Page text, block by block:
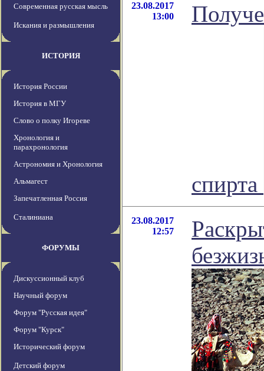
Современная русская мысль
Искания и размышления
ИСТОРИЯ
История России
История в МГУ
Слово о полку Игореве
Хронология и
парахронология
Астрономия и Хронология
Альмагест
Запечатленная Россия
Сталиниана
ФОРУМЫ
Дискуссионный клуб
Научный форум
Форум "Русская идея"
Форум "Курск"
Исторический форум
Детский форум
23.08.2017
13:00
спирта
23.08.2017
12:57